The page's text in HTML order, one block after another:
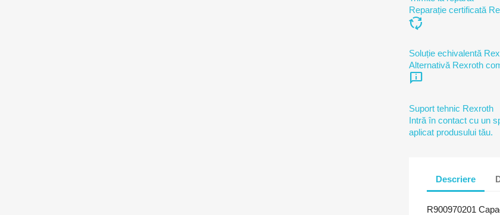
Reparație certificată
cycle
Soluție echivalentă
Alternativă Rexroth
chat_info
Suport tehnic Rexroth
Intră în contact cu un
aplicat produsului tău.
Descriere
R900970201